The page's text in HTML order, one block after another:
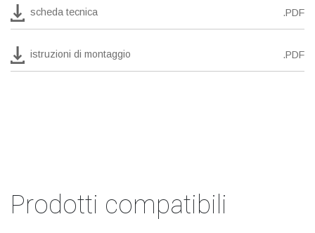
scheda tecnica .PDF
istruzioni di montaggio .PDF
Prodotti compatibili